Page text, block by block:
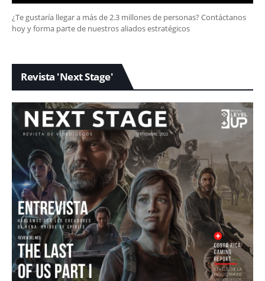
¿Te gustaría llegar a más de 2.3 millones de personas? Contáctanos
hoy y forma parte de nuestros aliados estratégicos
Revista 'Next Stage'